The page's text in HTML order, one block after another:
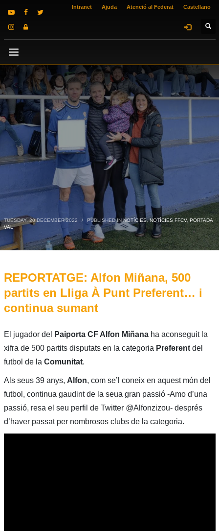
Intranet Ajuda Atenció al Federat Castellano
TUESDAY, 20 DECEMBER 2022 / PUBLISHED INNOTÍCIES,NOTÍCIES FFCV, PORTADA
VAL
REPORTATGE: Alfon Miñana, 500
partits en Lliga À Punt Preferent… i
continua sumant
El jugador del Paiporta CF Alfon Miñanaha aconseguit la
xifra de 500 partits disputats en la categoria Preferentdel
futbol de la Comunitat.
Als seus 39 anys, Alfon, com se’l coneix en aquest món del
futbol, continua gaudint de la seua gran passió -Amo d’una
passió, resa el seu perfil de Twitter @Alfonzizou- després
d’haver passat per nombrosos clubs de la categoria.